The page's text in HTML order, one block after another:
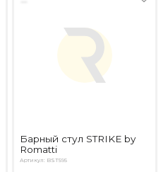
Барный стул STRIKE by
Romatti
Артикул: BST595